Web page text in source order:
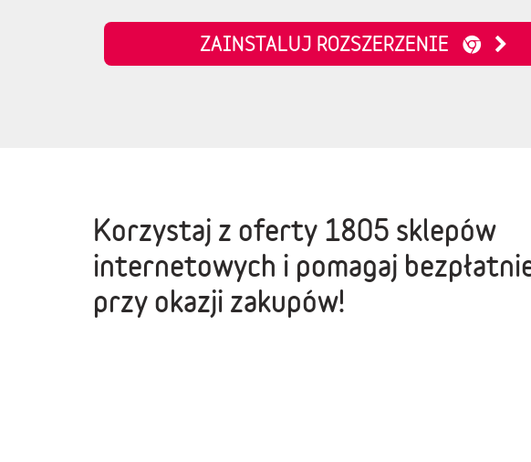
ZAINSTALUJ ROZSZERZENIE
Korzystaj z oferty 1805 sklepów
internetowych i pomagaj
przy okazji zakupów!